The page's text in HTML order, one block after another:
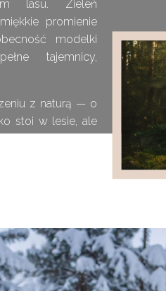
lasu. Zieleń
promienie
modelki
tajemnicy,
z naturą — o
stoi w lesie, ale